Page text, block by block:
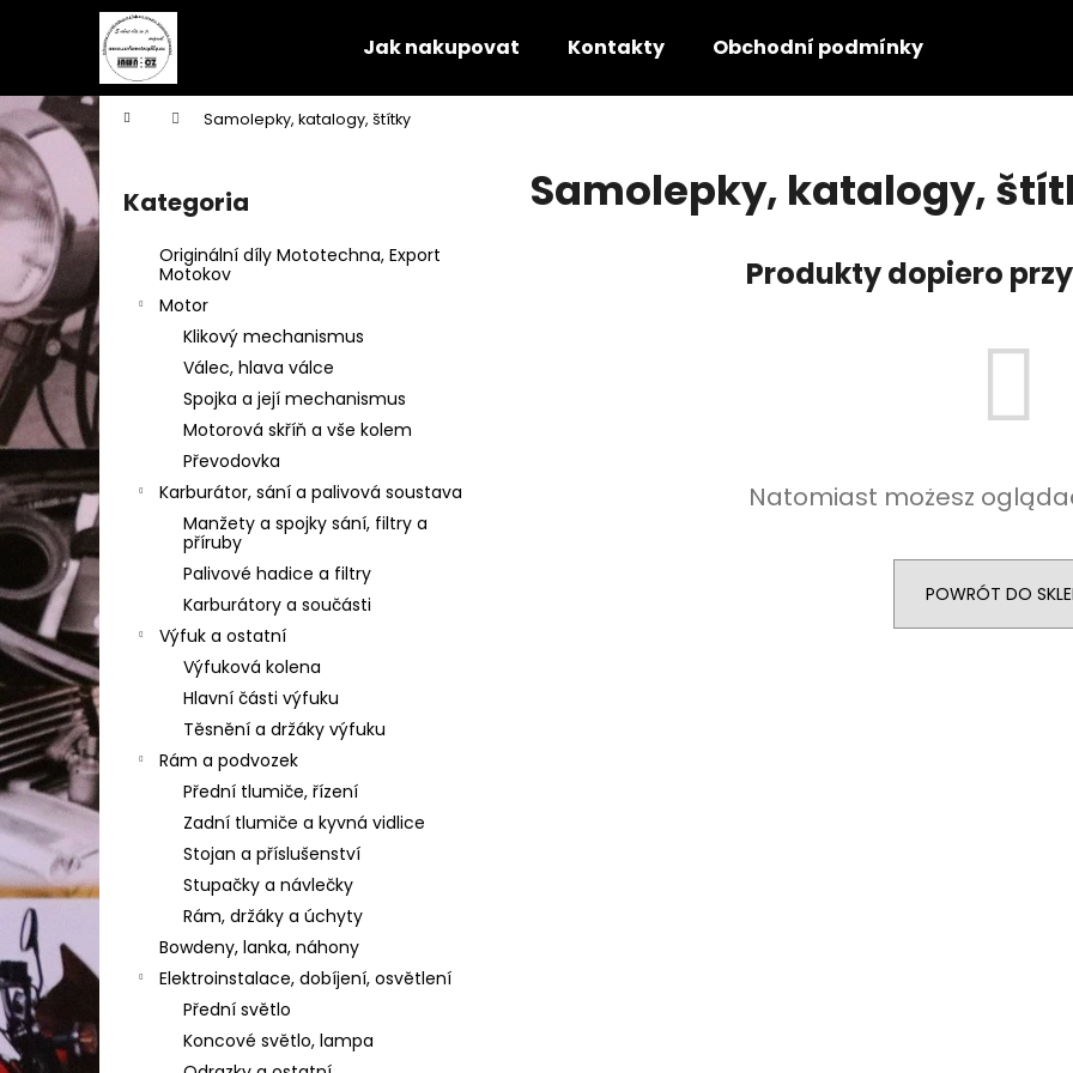
Jak nakupovat Kontakty Obchodní podmínky
Home Samolepky, katalogy, štítky
P
a
s
e
b
o
c
z
n
Pominąć
kategorie
Kategoria
Originální díly Mototechna, Export
Motokov
Motor
Klikový mechanismus
Válec, hlava válce
Spojka a její mechanismus
Motorová skříň a vše kolem
Převodovka
Karburátor, sání a palivová soustava
Manžety a spojky sání, filtry a
příruby
Palivové hadice a filtry
Karburátory a součásti
Výfuk a ostatní
Výfuková kolena
Hlavní části výfuku
Těsnění a držáky výfuku
Rám a podvozek
Přední tlumiče, řízení
Zadní tlumiče a kyvná vidlice
Stojan a příslušenství
Stupačky a návlečky
Rám, držáky a úchyty
Bowdeny, lanka, náhony
Elektroinstalace, dobíjení, osvětlení
Přední světlo
Koncové světlo, lampa
Samolepky, katalogy,
Produkty dopiero
Natomiast możesz
POWRÓT DO
z
y
k
powrotem
do sklepu
powrotem
do sklepu
SZUKAJ